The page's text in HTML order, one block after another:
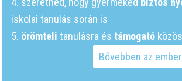
iskolai tanulás során is
5. örömteli tanulásra és támogató
Bővebben az